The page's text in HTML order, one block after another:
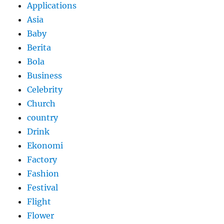
Applications
Asia
Baby
Berita
Bola
Business
Celebrity
Church
country
Drink
Ekonomi
Factory
Fashion
Festival
Flight
Flower